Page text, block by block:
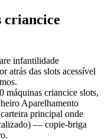
criancice
infantilidade
atrás das slots acessível
máquinas criancice slots,
Aparelhamento
principal onde
— copie-briga